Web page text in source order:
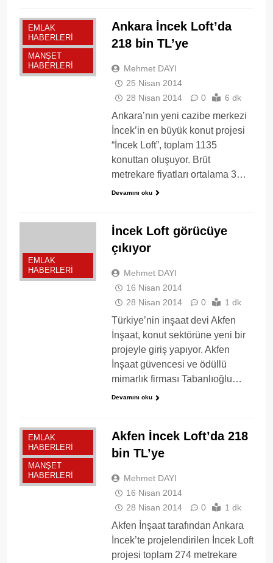
EMLAK
HABERLERI
MANŞET
HABERLERI
Ankara İncek Loft’da
218 bin TL’ye
Mehmet DAYI
25 Nisan 2014
28 Nisan 2014
0 6 dk
Ankara’nın yeni cazibe merkezi
İncek’in en büyük konut projesi
“İncek Loft”, toplam 1135
konuttan oluşuyor. Brüt
metrekare fiyatları ortalama 3…
Devamını oku
EMLAK
HABERLERI
İncek Loft görücüye
çıkıyor
Mehmet DAYI
16 Nisan 2014
28 Nisan 2014
0 1 dk
Türkiye’nin inşaat devi Akfen
İnşaat, konut sektörüne yeni bir
projeyle giriş yapıyor. Akfen
İnşaat güvencesi ve ödüllü
mimarlık firması Tabanlıoğlu…
Devamını oku
EMLAK
HABERLERI
MANŞET
HABERLERI
Akfen İncek Loft’da 218
bin TL’ye
Mehmet DAYI
16 Nisan 2014
28 Nisan 2014
0 1 dk
Akfen İnşaat tarafından Ankara
İncek’te projelendirilen İncek Loft
projesi toplam 274 metrekare